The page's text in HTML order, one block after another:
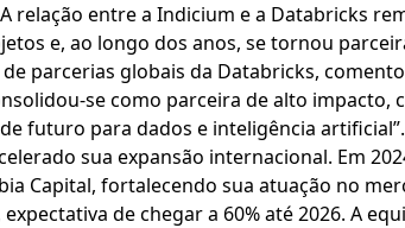
relação entre a Indicium e a Databricks
e, ao longo dos anos, se tornou
de parcerias globais da Databricks,
como parceira de alto impacto,
futuro para dados e inteligência artificial”.
sua expansão internacional. Em
Capital, fortalecendo sua atuação no
de chegar a 60% até 2026. A